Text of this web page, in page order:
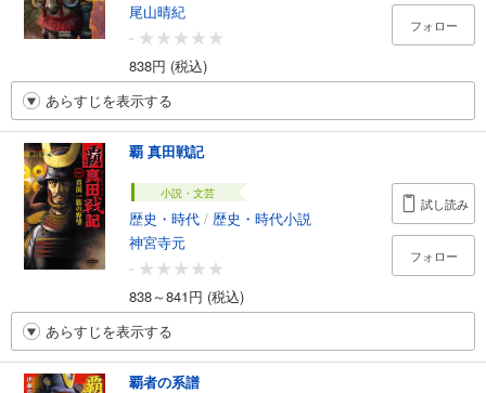
尾山晴紀
-
838円 (税込)
フォロー
あらすじを表示する
覇 真田戦記
小説・文芸
歴史・時代 / 歴史・時代小説
神宮寺元
-
838～841円 (税込)
試し読み
フォロー
あらすじを表示する
覇者の系譜